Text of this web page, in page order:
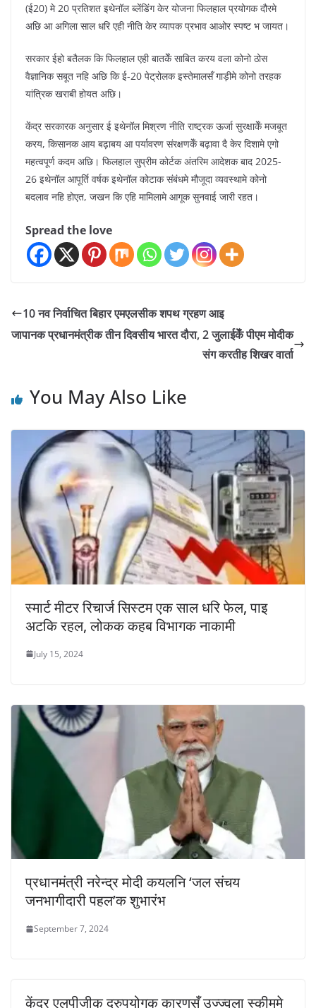
(ई20) मे 20 प्रतिशत इथेनॉल ब्लेंडिंग केर योजना फिलहाल प्रयोगक दौरमे
अछि आ अगिला साल धरि एही नीति केर व्यापक प्रभाव आओर स्पष्ट भ जायत।
सरकार ईहो बतैलक कि फिलहाल एही बातकेँ साबित करय वला कोनो ठोस
वैज्ञानिक सबूत नहि अछि कि ई-20 पेट्रोलक इस्तेमालसँ गाड़ीमे कोनो तरहक
यांत्रिक खराबी होयत अछि।
केंद्र सरकारक अनुसार ई इथेनॉल मिश्रण नीति राष्ट्रक ऊर्जा सुरक्षाकेँ मजबूत
करय, किसानक आय बढ़ाबय आ पर्यावरण संरक्षणकेँ बढ़ावा दै केर दिशामे एगो
महत्वपूर्ण कदम अछि। फिलहाल सुप्रीम कोर्टक अंतरिम आदेशक बाद 2025-
26 इथेनॉल आपूर्ति वर्षक इथेनॉल कोटाक संबंधमे मौजूदा व्यवस्थामे कोनो
बदलाव नहि होएत, जखन कि एहि मामिलामे आगूक सुनवाई जारी रहत।
Spread the love
10 नव निर्वाचित बिहार एमएलसीक शपथ ग्रहण आइ
जापानक प्रधानमंत्रीक तीन दिवसीय भारत दौरा, 2 जुलाईकेँ पीएम मोदीक
संग करतीह शिखर वार्ता
You May Also Like
स्मार्ट मीटर रिचार्ज सिस्टम एक साल धरि फेल, पाइ
अटकि रहल, लोकक कहब विभागक नाकामी
July 15, 2024
प्रधानमंत्री नरेन्द्र मोदी कयलनि ‘जल संचय
जनभागीदारी पहल’क शुभारंभ
September 7, 2024
केंद्र एलपीजीक दुरुपयोगक कारणसँ उज्ज्वला स्कीममे